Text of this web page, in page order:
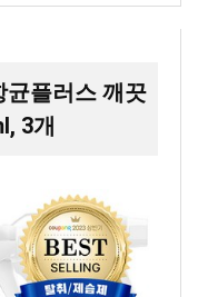
균플러스 깨끗
3개